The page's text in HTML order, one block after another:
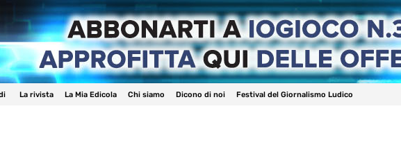
La rivista La Mia Edicola Chi siamo Dicono di noi Festival del Giornalismo Ludico